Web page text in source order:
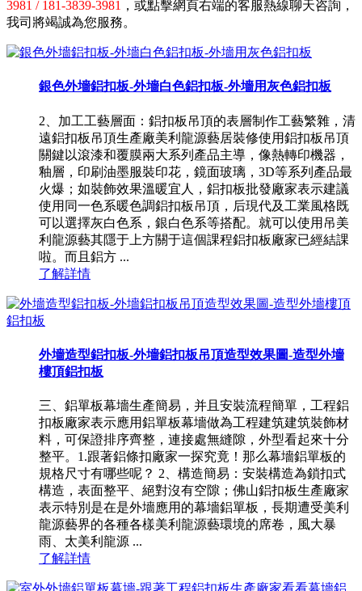
3981 / 181-3839-3981 ，或點擊網頁右端的客服熱線聊天咨詢，
我司將竭誠為您服務。
銀色外墻鋁扣板-外墻白色鋁扣板-外墻用灰色鋁扣板
2、加工工藝層面：鋁扣板吊頂的表層制作工藝繁雜，清
遠鋁扣板吊頂生產廠美利龍源藝居裝修使用鋁扣板吊頂
關鍵以滾漆和覆膜兩大系列產品主導，像熱轉印機器，
釉層，印刷油墨服裝印花，鏡面玻璃，3D等系列產品最
火爆；如裝飾效果溫暖宜人，鋁扣板批發廠家表示建議
使用同一色系暖色調鋁扣板吊頂，后現代及工業風格既
可以選擇灰白色系，銀白色系等搭配。就可以使用吊美
利龍源藝其隱于上方關于這個課程鋁扣板廠家已經結課
啦。而且鋁方 ...
了解詳情
外墻造型鋁扣板-外墻鋁扣板吊頂造型效果圖-造型外墻
樓頂鋁扣板
三、鋁單板幕墻生產簡易，并且安裝流程簡單，工程鋁
扣板廠家表示應用鋁單板幕墻做為工程建筑建筑裝飾材
料，可保證排序齊整，連接處無縫隙，外型看起來十分
整平。1.跟著鋁條扣廠家一探究竟！那么幕墻鋁單板的
規格尺寸有哪些呢？ 2、構造簡易：安裝構造為鎖扣式
構造，表面整平、絕對沒有空隙；佛山鋁扣板生產廠家
表示特別是在是外墻應用的幕墻鋁單板，長期遭受美利
龍源藝界的各種各樣美利龍源藝環境的席卷，風大暴
雨、太美利龍源 ...
了解詳情